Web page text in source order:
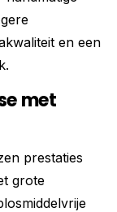
en een
met
prestaties
grote